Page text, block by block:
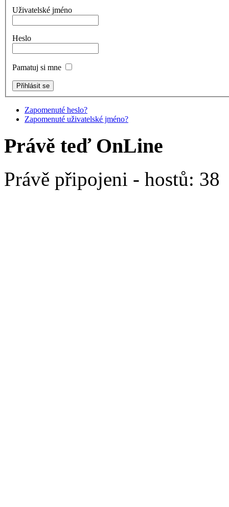
Uživatelské jméno
Heslo
Pamatuj si mne
Zapomenuté heslo?
Zapomenuté uživatelské jméno?
Právě teď OnLine
Právě připojeni - hostů: 38